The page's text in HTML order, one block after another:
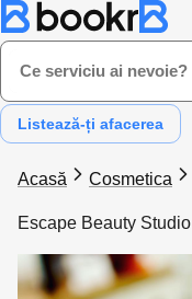
Ce serviciu ai nevoie?
Listează-ți afacerea
Acasă Cosmetica
Escape Beauty Studio